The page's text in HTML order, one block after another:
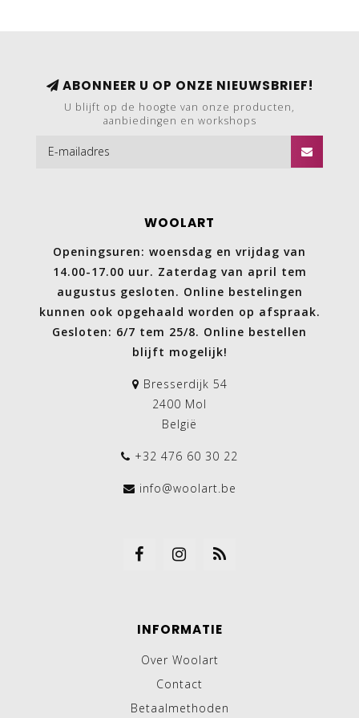
ABONNEER U OP ONZE NIEUWSBRIEF!
U blijft op de hoogte van onze producten,
aanbiedingen en workshops
WOOLART
Openingsuren: woensdag en vrijdag van
14.00-17.00 uur. Zaterdag van april tem
augustus gesloten. Online bestelingen
kunnen ook opgehaald worden op afspraak.
Gesloten: 6/7 tem 25/8. Online bestellen
blijft mogelijk!
Bresserdijk 54
2400 Mol
België
+32 476 60 30 22
info@woolart.be
INFORMATIE
Over Woolart
Contact
Betaalmethoden